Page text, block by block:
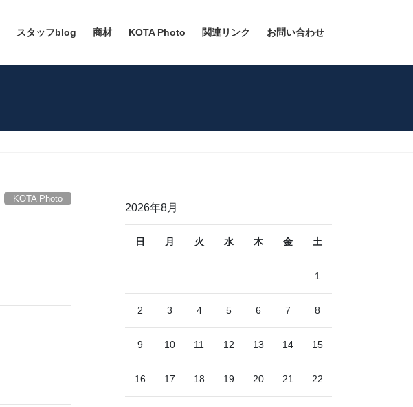
スタッフblog 商材 KOTA Photo 関連リンク お問い合わせ
KOTA Photo
2026年8月
日 月 火 水 木 金 土
1
2 3 4 5 6 7 8
9 10 11 12 13 14 15
16 17 18 19 20 21 22